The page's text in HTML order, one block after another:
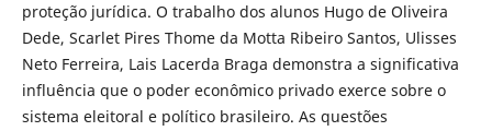
proteção jurídica. O trabalho dos alunos Hugo de Oliveira
Dede, Scarlet Pires Thome da Motta Ribeiro Santos, Ulisses
Neto Ferreira, Lais Lacerda Braga demonstra a significativa
influência que o poder econômico privado exerce sobre o
sistema eleitoral e político brasileiro. As questões